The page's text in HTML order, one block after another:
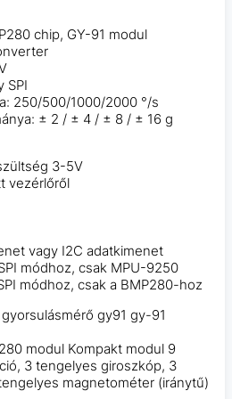
chip, GY-91 modul
SPI
250/500/1000/2000 °/s
± 2 / ± 4 / ± 8 / ± 16 g
3-5V
vezérlőről
vagy I2C adatkimenet
módhoz, csak MPU-9250
módhoz, csak a BMP280-hoz
gy91 gy-91
modul Kompakt modul 9
3 tengelyes giroszkóp, 3
magnetométer (iránytű)